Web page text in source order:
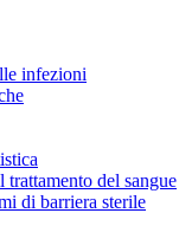
Customer Care,
B. Braun. Visita
infezioni
trattamento del sangue
di barriera sterile